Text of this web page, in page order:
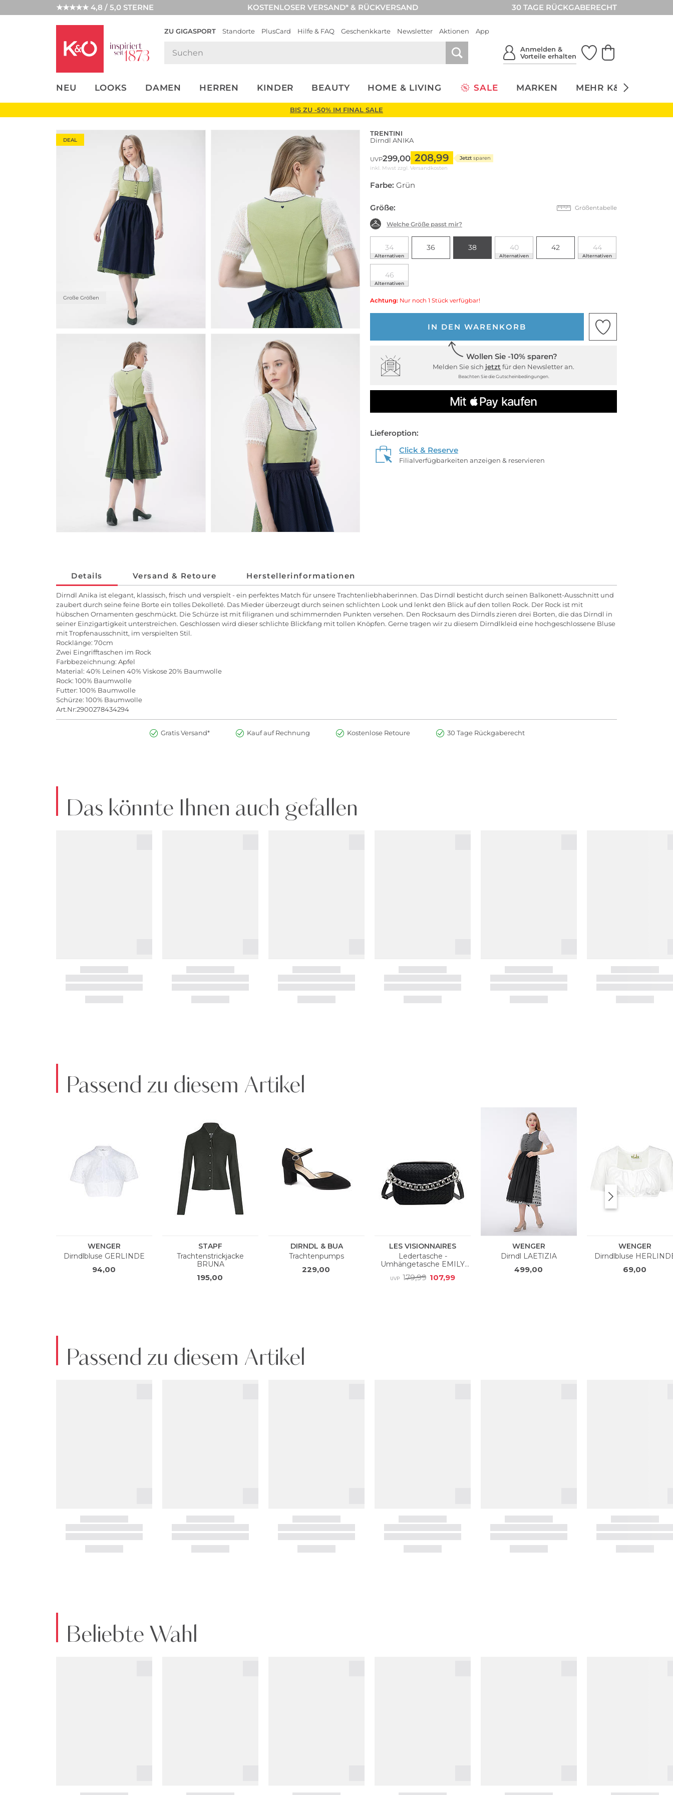
★★★★★ 4,8 / 5,0 STERNE KOSTENLOSER VERSAND* & RÜCKVERSAND 30 TAGE RÜCKGABERECHT
ZU GIGASPORT Standorte PlusCard Hilfe & FAQ Geschenkkarte Newsletter Aktionen App
Anmelden &
Vorteile erhalten
NEU LOOKS DAMEN HERREN KINDER BEAUTY HOME & LIVING SALE MARKEN MEHR K&Ö
UNSERE APP
CLICK &
BIS ZU -50% IM FINAL SALE
DEAL
Große Größen
TRENTINI
Dirndl ANIKA
UVP299,00 208,99 Jetzt sparen
inkl. Mwst zzgl. Versandkosten
Farbe: Grün
Größe: Größentabelle
Welche Größe passt mir?
34
Alternativen
36 38 40
Alternativen
42 44
Alternativen
46
Alternativen
Achtung: Nur noch 1 Stück verfügbar!
IN DEN WARENKORB
Wollen Sie -10% sparen?
Melden Sie sich jetzt für den Newsletter an.
Beachten Sie die Gutscheinbedingungen.
Lieferoption:
Click & Reserve
Filialverfügbarkeiten anzeigen & reservieren
Details Versand & Retoure Herstellerinformationen
Dirndl Anika ist elegant, klassisch, frisch und verspielt - ein perfektes Match für unsere Trachtenliebhaberinnen. Das Dirndl besticht durch seinen Balkonett-Ausschnitt und
zaubert durch seine feine Borte ein tolles Dekolleté. Das Mieder überzeugt durch seinen schlichten Look und lenkt den Blick auf den tollen Rock. Der Rock ist mit
hübschen Ornamenten geschmückt. Die Schürze ist mit filigranen und schimmernden Punkten versehen. Den Rocksaum des Dirndls zieren drei Borten, die das Dirndl in
seiner Einzigartigkeit unterstreichen. Geschlossen wird dieser schlichte Blickfang mit tollen Knöpfen. Gerne tragen wir zu diesem Dirndlkleid eine hochgeschlossene Bluse
mit Tropfenausschnitt, im verspielten Stil.
Rocklänge: 70cm
Zwei Eingrifftaschen im Rock
Farbbezeichnung: Apfel
Material: 40% Leinen 40% Viskose 20% Baumwolle
Rock: 100% Baumwolle
Futter: 100% Baumwolle
Schürze: 100% Baumwolle
Art.Nr:2900278434294
Gratis Versand* Kauf auf Rechnung Kostenlose Retoure 30 Tage Rückgaberecht
Das könnte Ihnen auch gefallen
Passend zu diesem Artikel
Passend zu diesem Artikel
Beliebte Wahl